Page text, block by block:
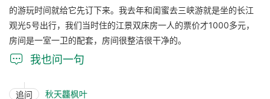
的游玩时间就给它先订下来。我去年和闺蜜去三峡游就是坐的长江
观光5号出行，我们当时住的江景双床房一人的票价才1000多元，
房间是一室一卫的配套，房间很整洁很干净的。
 我也问一句
追问 秋天龘枫叶